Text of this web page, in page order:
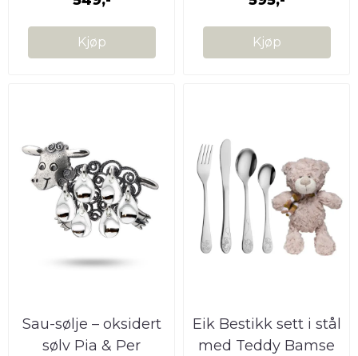
Kjøp Kjøp
Sau-sølje – oksidert
sølv Pia & Per
Eik Bestikk sett i stål
med Teddy Bamse